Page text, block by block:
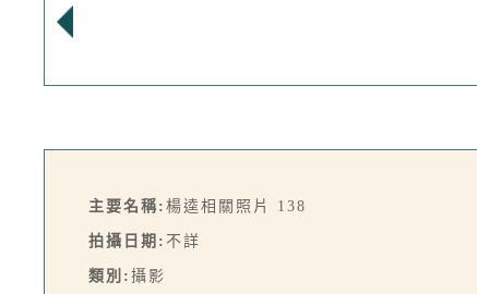
主要名稱: 楊逵相關照片 138
拍攝日期: 不詳
類別: 攝影